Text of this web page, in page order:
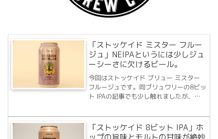
「ストッケイド ミスター フルー
ジュ」NEIPAというには少しジュ
ーシーさに欠けるビール。
今回はストッケイド ブリュー ミスター
フルージュです。同ブリュワリーの8ビッ
ト IPAの記事でも少し触れましたが、ラ
2018年Tribe Breweriesの傘下に入り生
産性を手に入れると同時に、これまで通
り小規模醸造所として...
「ストッケイド 8ビット IPA」ホ